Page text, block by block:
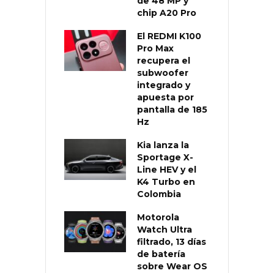
chip A20 Pro
El REDMI K100
Pro Max
recupera el
subwoofer
integrado y
apuesta por
pantalla de 185
Hz
Kia lanza la
Sportage X-
Line HEV y el
K4 Turbo en
Colombia
Motorola
Watch Ultra
filtrado, 13 días
de batería
sobre Wear OS